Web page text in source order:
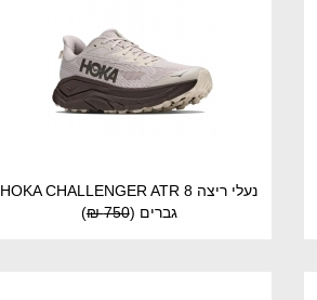
נעלי ריצה HOKA CHALLENGER ATR 8
גברים (
750 ₪
)